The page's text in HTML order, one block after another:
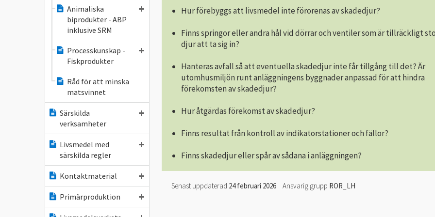
Animaliska
biprodukter - ABP
inklusive SRM
Processkunskap -
Fiskprodukter
Råd för att minska
matsvinnet
Särskilda
verksamheter
Livsmedel med
särskilda regler
Kontaktmaterial
Primärproduktion
Hur förebyggs att livsmedel inte förorenas av skadedjur?
Finns springor eller andra hål vid dörrar och ventiler som är tillräckligt
djur att ta sig in?
Hanteras avfall så att eventuella skadedjur inte får tillgång till det? Är
utomhusmiljön runt anläggningens byggnader anpassad för att hindra
förekomsten av skadedjur?
Hur åtgärdas förekomst av skadedjur?
Finns resultat från kontroll av indikatorstationer och fällor?
Finns skadedjur eller spår av sådana i anläggningen?
Senast uppdaterad 24 februari 2026 Ansvarig grupp ROR_LH